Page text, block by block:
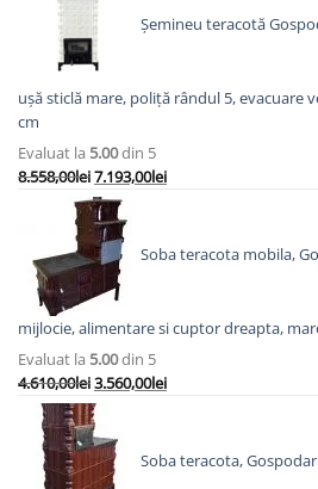
Șemineu teracotă
ușă sticlă mare, poliță rândul 5, evacuare
cm
Evaluat la 5.00din 5
8.558,00leiPrețul
inițial
a
fost:
8.558,00lei.
7.193,00leiPrețul
7.193,00lei.
Soba teracota mobila,
mijlocie, alimentare si cuptor dreapta,
Evaluat la 5.00din 5
4.610,00leiPrețul
inițial
a
fost:
4.610,00lei.
3.560,00leiPrețul
3.560,00lei.
Soba teracota,